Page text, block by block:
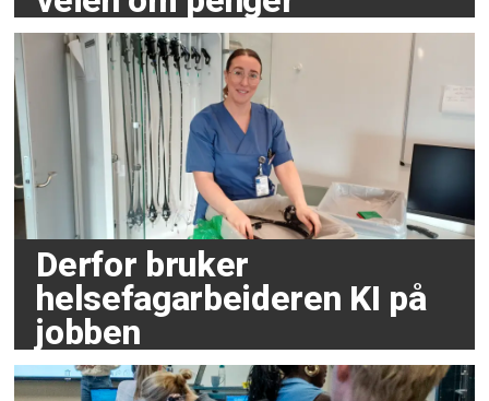
Derfor bruker
helsefagarbeideren KI på
jobben